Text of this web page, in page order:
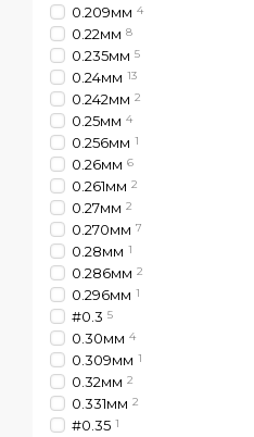
0.209мм 4
0.22мм 8
0.235мм 5
0.24мм 13
0.242мм 2
0.25мм 4
0.256мм 1
0.26мм 6
0.261мм 2
0.27мм 2
0.270мм 7
0.28мм 1
0.286мм 2
0.296мм 1
#0.3 5
0.30мм 4
0.309мм 1
0.32мм 2
0.331мм 2
#0.35 1